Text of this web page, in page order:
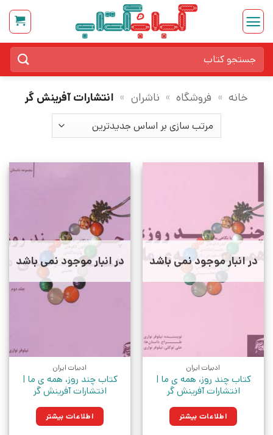
Skip
content
برای:
خانه » فروشگاه » ناشران » انتشارات آفرینش گر
در انبار موجود نمی باشد
ادبیات ایران
کتاب چند روز، همه ی ما |
انتشارات آفرینش گر
اطلاعات بیشتر
در انبار موجود نمی باشد
ادبیات ایران
کتاب چند روز، همه ی ما |
انتشارات آفرینش گر
اطلاعات بیشتر